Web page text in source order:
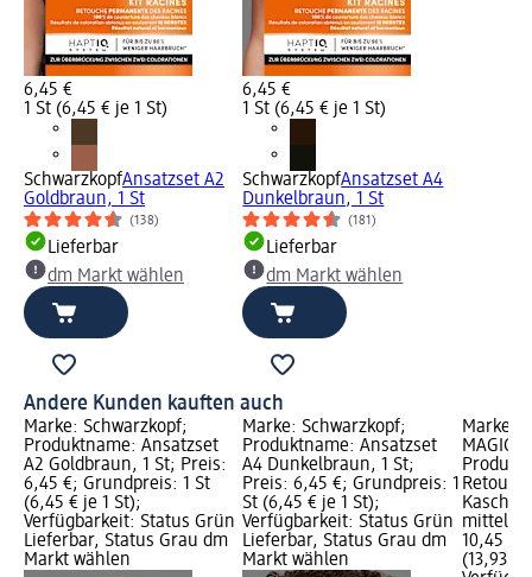
6,45 €
1 St (6,45 € je 1 St)
SchwarzkopfAnsatzset A2
Goldbraun, 1 St
(138)
Lieferbar
dm Markt wählen
6,45 €
1 St (6,45 € je 1 St)
SchwarzkopfAnsatzset A4
Dunkelbraun, 1 St
(181)
Lieferbar
dm Markt wählen
Andere Kunden kauften auch
Marke: Schwarzkopf;
Produktname: Ansatzset
A2 Goldbraun, 1 St; Preis:
6,45 €; Grundpreis: 1 St
(6,45 € je 1 St);
Verfügbarkeit: Status Grün
Lieferbar, Status Grau dm
Markt wählen
Marke: Schwarzkopf;
Produktname: Ansatzset
A4 Dunkelbraun, 1 St;
Preis: 6,45 €; Grundpreis: 1
St (6,45 € je 1 St);
Verfügbarkeit: Status Grün
Lieferbar, Status Grau dm
Markt wählen
Marke:
MAGIC
10,45 €;
(13,93 €